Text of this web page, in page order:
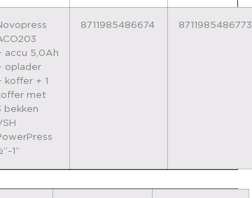
accu 5,0Ah
oplader
koffer + 1
met
bekken
1”
8711985486674 8711985486773